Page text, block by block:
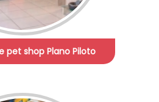
pet shop Plano Piloto